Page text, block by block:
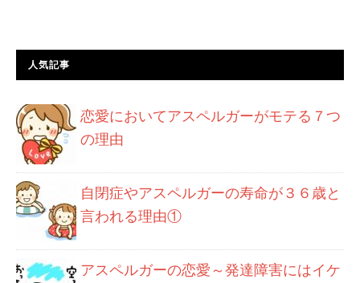
人気記事
恋愛においてアスペルガーがモテる７つ
の理由
自閉症やアスペルガーの寿命が３６歳と
言われる理由①
アスペルガーの恋愛～発達障害にはイケ